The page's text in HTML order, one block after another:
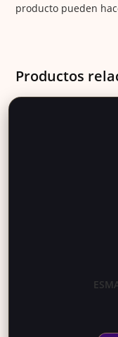
producto pueden
Productos